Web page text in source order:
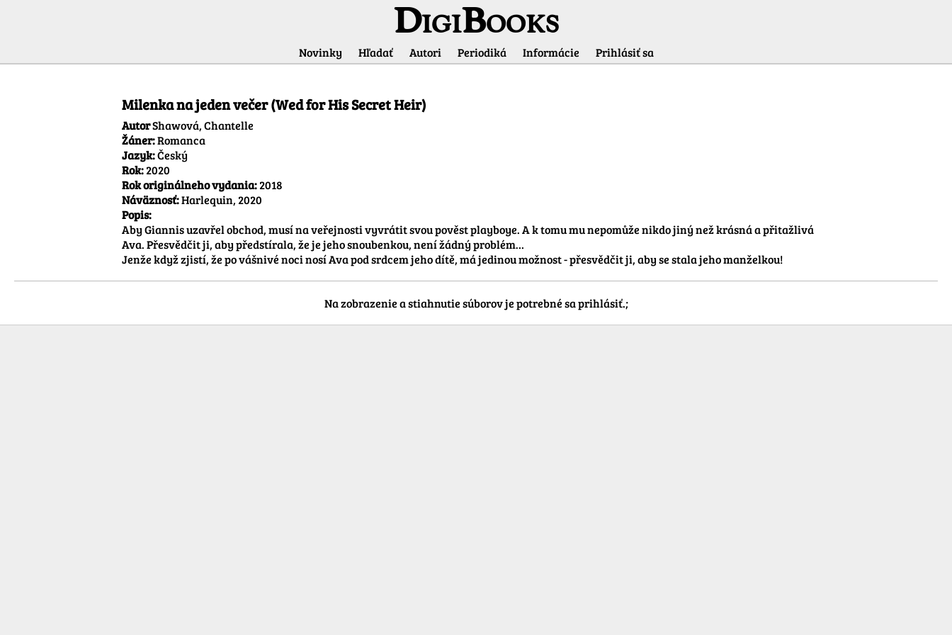
DigiBooks
Novinky Hľadať Autori Periodiká Informácie Prihlásiť sa
Milenka na jeden večer (Wed for His Secret Heir)
AutorShawová, Chantelle
Žáner:Romanca
Jazyk:Český
Rok:2020
Rok originálneho vydania:2018
Náväznosť:Harlequin, 2020
Popis:
Aby Giannis uzavřel obchod, musí na veřejnosti vyvrátit svou pověst playboye. A k tomu mu nepomůže nikdo jiný než krásná a přitažlivá
Ava. Přesvědčit ji, aby předstírala, že je jeho snoubenkou, není žádný problém…
Jenže když zjistí, že po vášnivé noci nosí Ava pod srdcem jeho dítě, má jedinou možnost - přesvědčit ji, aby se stala jeho manželkou!
Na zobrazenie a stiahnutie súborov je potrebné sa prihlásiť.;